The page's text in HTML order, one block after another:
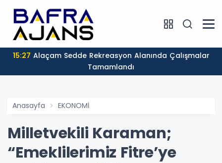
15:27
Tamamlandı
Anasayfa EKONOMİ
Milletvekili Karaman;
“Emeklilerimiz Fitre’ye